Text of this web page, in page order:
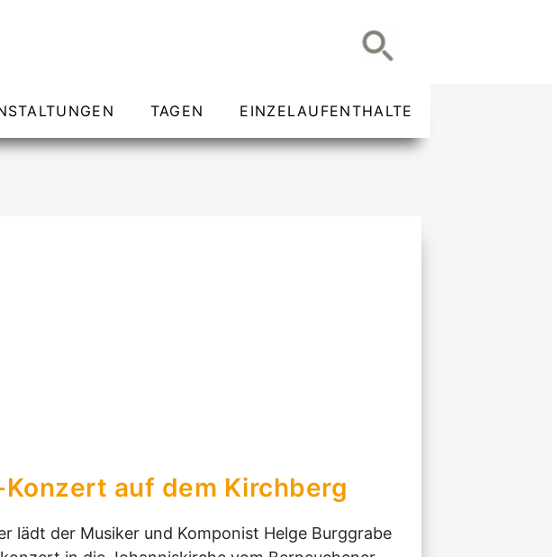
TAGEN EINZELAUFENTHALTE
auf dem Kirchberg
lädt der Musiker und Komponist Helge Burggrabe